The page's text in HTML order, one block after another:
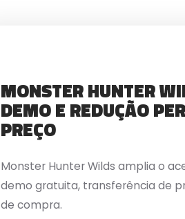
MONSTER HUNTER
DEMO E REDUÇÃO
PREÇO
Monster Hunter Wilds amplia o
demo gratuita, transferência de
de compra.